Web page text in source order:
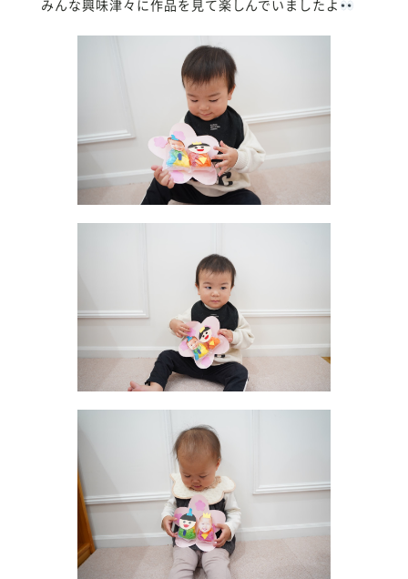
みんな興味津々に作品を見て楽しんでいましたよ